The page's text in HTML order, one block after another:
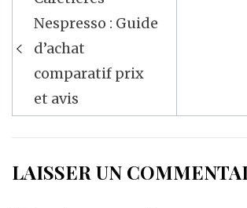
de
l’article
Nespresso : Guide
d’achat
comparatif prix
et avis
LAISSER UN